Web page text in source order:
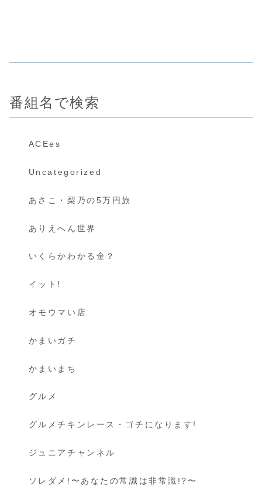
番組名で検索
ACEes
Uncategorized
あさこ・梨乃の5万円旅
ありえへん世界
いくらかわかる金？
イット!
オモウマい店
かまいガチ
かまいまち
グルメ
グルメチキンレース・ゴチになります!
ジュニアチャンネル
ソレダメ!〜あなたの常識は非常識!?〜